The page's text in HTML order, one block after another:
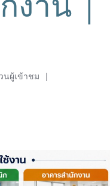
นผู้เข้าชม |